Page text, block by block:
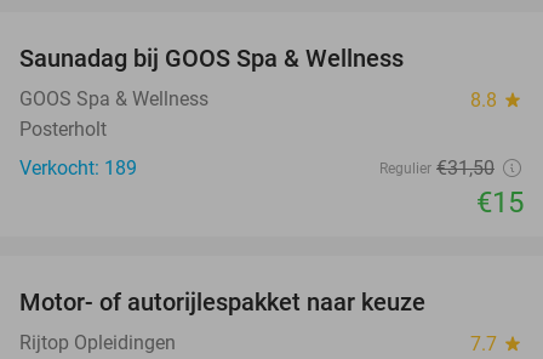
Saunadag bij GOOS Spa & Wellness
GOOS Spa & Wellness 8.8 star
Posterholt
Verkocht: 189
Regulier €31,50
€15
Motor- of autorijlespakket naar keuze
Rijtop Opleidingen 7.7 star